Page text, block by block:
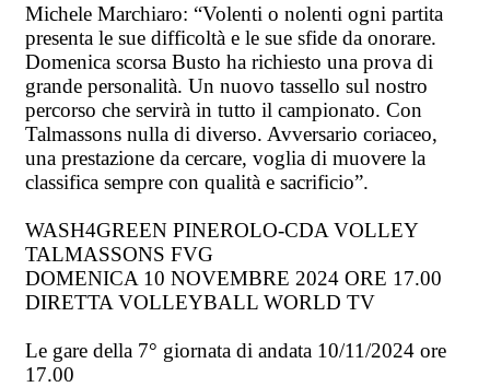
Michele Marchiaro: “Volenti o nolenti ogni partita
presenta le sue difficoltà e le sue sfide da onorare.
Domenica scorsa Busto ha richiesto una prova di
grande personalità. Un nuovo tassello sul nostro
percorso che servirà in tutto il campionato. Con
Talmassons nulla di diverso. Avversario coriaceo,
una prestazione da cercare, voglia di muovere la
classifica sempre con qualità e sacrificio”.
WASH4GREEN PINEROLO-CDA VOLLEY
TALMASSONS FVG
DOMENICA 10 NOVEMBRE 2024 ORE 17.00
DIRETTA VOLLEYBALL WORLD TV
Le gare della 7° giornata di andata 10/11/2024 ore
17.00